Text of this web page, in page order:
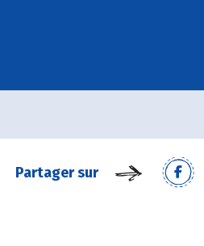
Partager sur